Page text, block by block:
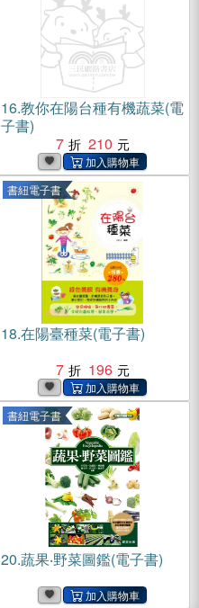
16.教你在陽台種有機蔬菜(電
子書)
7
210
書紐電子書
18.在陽臺種菜(電子書)
7
196
書紐電子書
20.蔬果‧野菜圖鑑(電子書)